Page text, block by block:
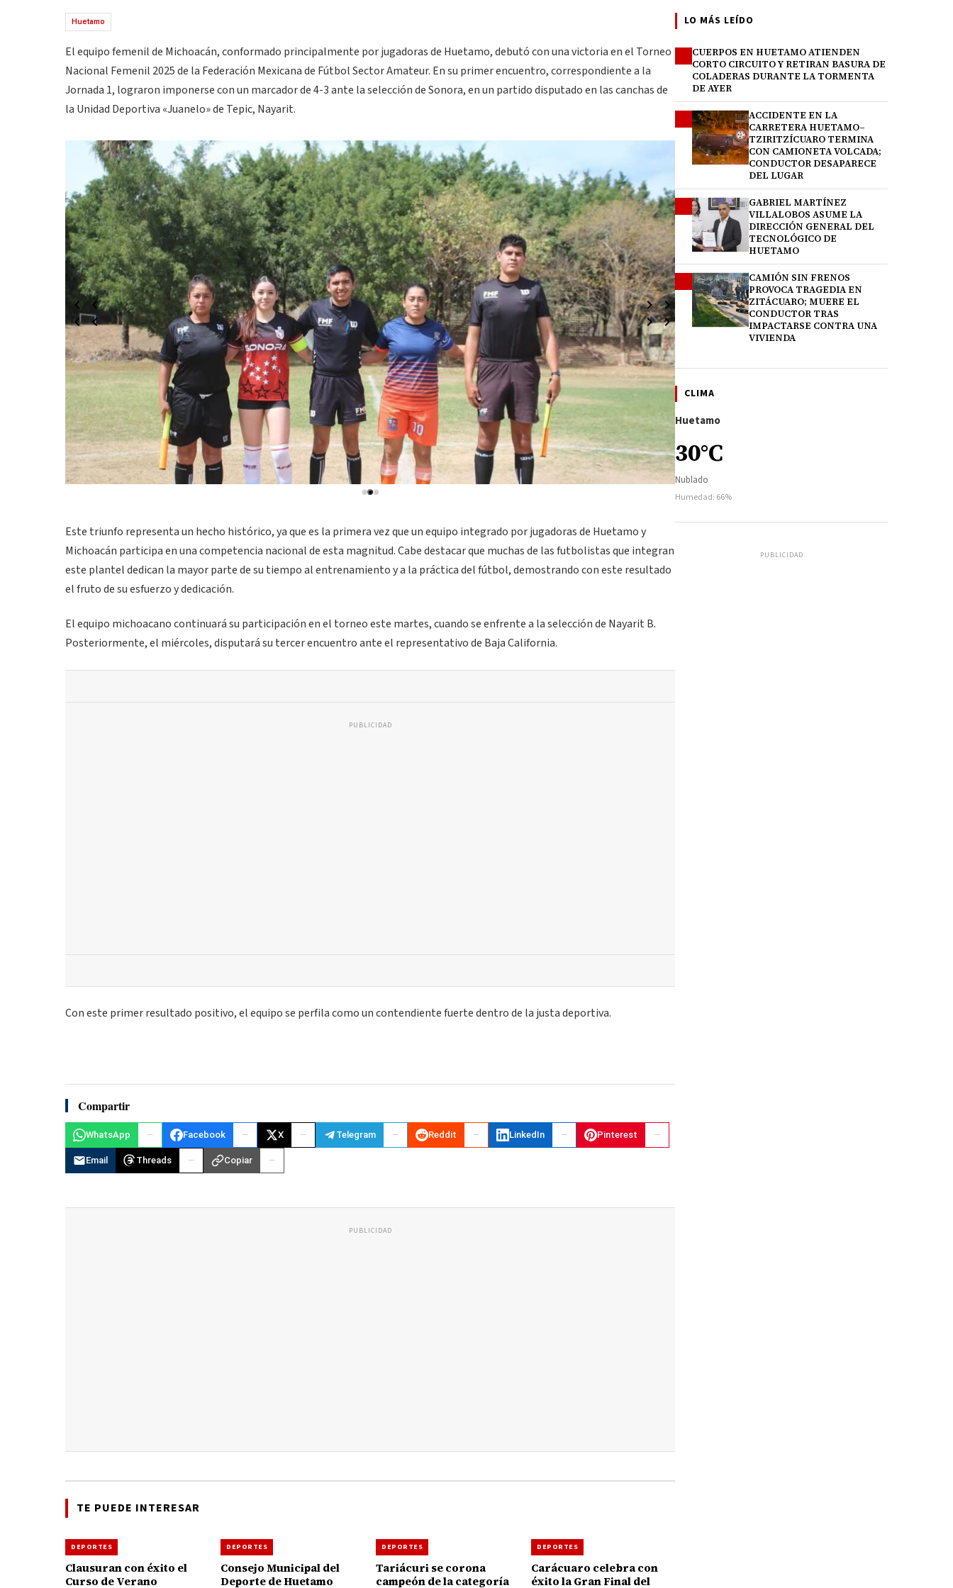
Huetamo
El equipo femenil de Michoacán, conformado principalmente por jugadoras de Huetamo, debutó con una victoria en el Torneo
Nacional Femenil 2025 de la Federación Mexicana de Fútbol Sector Amateur. En su primer encuentro, correspondiente a la
Jornada 1, lograron imponerse con un marcador de 4-3 ante la selección de Sonora, en un partido disputado en las canchas de
la Unidad Deportiva «Juanelo» de Tepic, Nayarit.
Este triunfo representa un hecho histórico, ya que es la primera vez que un equipo integrado por jugadoras de Huetamo y
Michoacán participa en una competencia nacional de esta magnitud. Cabe destacar que muchas de las futbolistas que integran
este plantel dedican la mayor parte de su tiempo al entrenamiento y a la práctica del fútbol, demostrando con este resultado
el fruto de su esfuerzo y dedicación.
El equipo michoacano continuará su participación en el torneo este martes, cuando se enfrente a la selección de Nayarit B.
Posteriormente, el miércoles, disputará su tercer encuentro ante el representativo de Baja California.
PUBLICIDAD
Con este primer resultado positivo, el equipo se perfila como un contendiente fuerte dentro de la justa deportiva.
Compartir
WhatsApp Facebook X Telegram Reddit LinkedIn Pinterest
Email Threads Copiar
PUBLICIDAD
TE PUEDE INTERESAR
DEPORTES
Clausuran con éxito el
Curso de Verano
DEPORTES
Consejo Municipal del
Deporte de Huetamo
DEPORTES
Tariácuri se corona
campeón de la categoría
DEPORTES
Carácuaro celebra con
éxito la Gran Final del
LO MÁS LEÍDO
CUERPOS EN HUETAMO ATIENDEN
CORTO CIRCUITO Y RETIRAN BASURA DE
COLADERAS DURANTE LA TORMENTA
DE AYER
ACCIDENTE EN LA
CARRETERA HUETAMO–
TZIRITZÍCUARO TERMINA
CON CAMIONETA VOLCADA;
CONDUCTOR DESAPARECE
DEL LUGAR
GABRIEL MARTÍNEZ
VILLALOBOS ASUME LA
DIRECCIÓN GENERAL DEL
TECNOLÓGICO DE
HUETAMO
CAMIÓN SIN FRENOS
PROVOCA TRAGEDIA EN
ZITÁCUARO; MUERE EL
CONDUCTOR TRAS
IMPACTARSE CONTRA UNA
VIVIENDA
CLIMA
Huetamo
30°C
Nublado
Humedad: 66%
PUBLICIDAD